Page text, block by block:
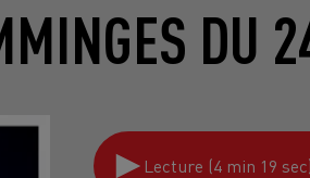
Lecture (4 min 19 sec)